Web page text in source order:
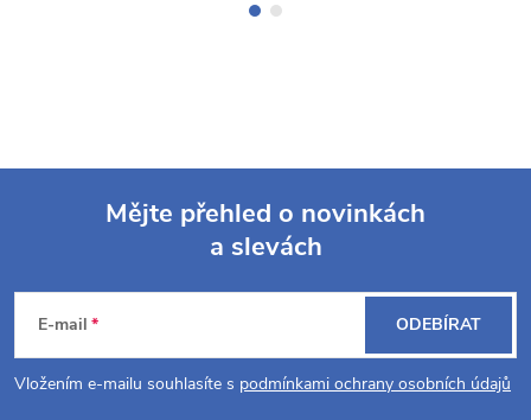
p
Mějte přehled o novinkách
a slevách
E-mail
Vložením e-mailu souhlasíte s podmínkami ochrany osobních údajů
ODEBÍRAT